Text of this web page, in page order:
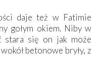
daje też w Fatimie
gołym okiem. Niby w
się on jak może
betonowe bryły, z